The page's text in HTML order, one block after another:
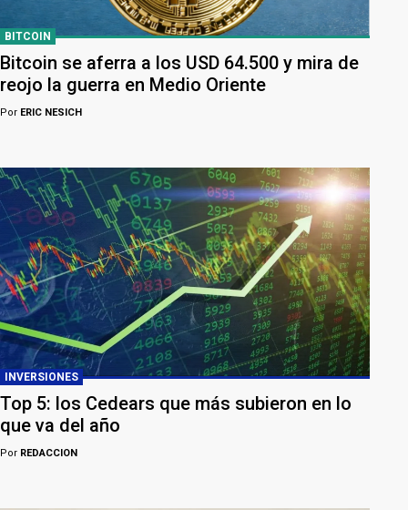
BITCOIN
Bitcoin se aferra a los USD 64.500 y mira de
reojo la guerra en Medio Oriente
Por ERIC NESICH
INVERSIONES
Top 5: los Cedears que más subieron en lo
que va del año
Por REDACCION